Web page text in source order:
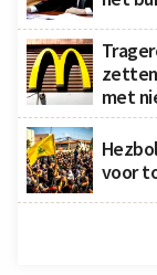
zetten
met
voor